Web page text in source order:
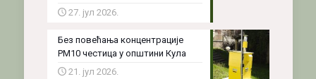
27. јул 2026.
Без повећања концентрације
PM10 честица у општини Кула
21. јул 2026.